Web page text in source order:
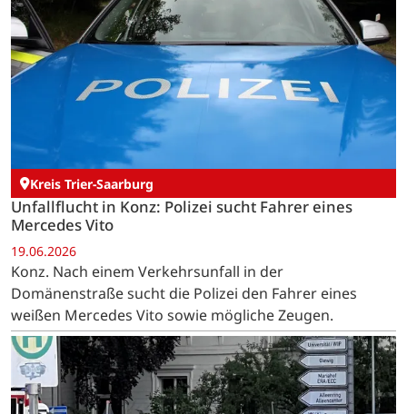
Kreis Trier-Saarburg
Unfallflucht in Konz: Polizei sucht Fahrer eines
Mercedes Vito
19.06.2026
Konz. Nach einem Verkehrsunfall in der
Domänenstraße sucht die Polizei den Fahrer eines
weißen Mercedes Vito sowie mögliche Zeugen.